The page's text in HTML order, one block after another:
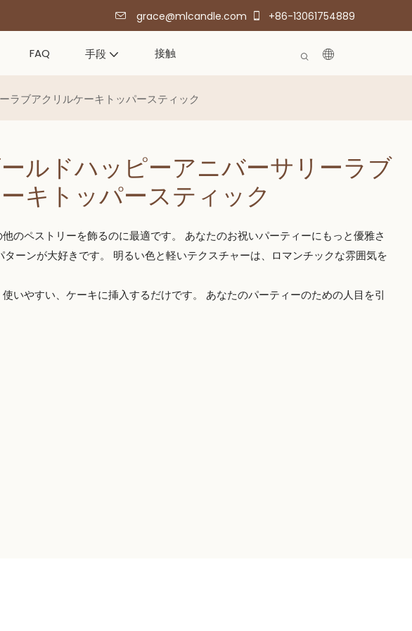
grace@mlcandle.com +86-13061754889
FAQ 手段 接触
ラブアクリルケーキトッパースティック
ルドハッピーアニバーサリーラブ
キトッパースティック
のペストリーを飾るのに最適です。 あなたのお祝いパーティーにもっと優雅さ
ターンが大好きです。 明るい色と軽いテクスチャーは、ロマンチックな雰囲気を
いやすい、ケーキに挿入するだけです。 あなたのパーティーのための人目を引